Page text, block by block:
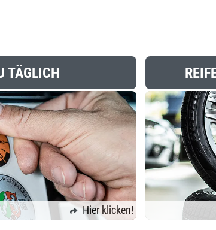
TÄGLICH
Hier klicken!